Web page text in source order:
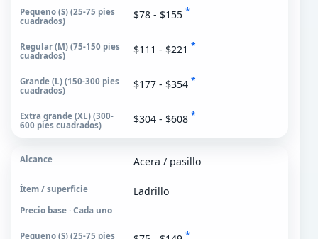
$78 - $155 *
$111 - $221 *
$177 - $354 *
$304 - $608 *
Acera / pasillo
Ladrillo
Precio base · Cada uno
*